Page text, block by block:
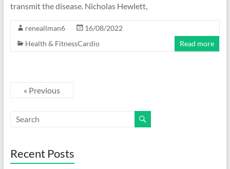
transmit the disease. Nicholas Hewlett,
reneallman6
16/08/2022
Health & FitnessCardio
Read more
« Previous
Recent Posts